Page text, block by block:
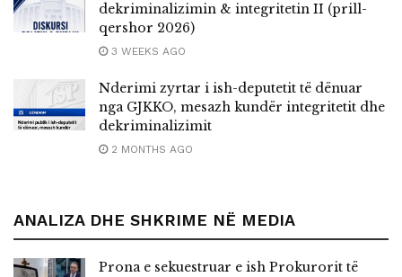
dekriminalizimin & integritetin II (prill-
qershor 2026)
3 WEEKS AGO
Nderimi zyrtar i ish-deputetit të dënuar
nga GJKKO, mesazh kundër integritetit dhe
dekriminalizimit
2 MONTHS AGO
ANALIZA DHE SHKRIME NË MEDIA
Prona e sekuestruar e ish Prokurorit të